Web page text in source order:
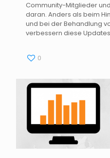
Community-Mitglieder
daran. Anders als beim
und bei der Behandlung
verbessern diese Updates
0